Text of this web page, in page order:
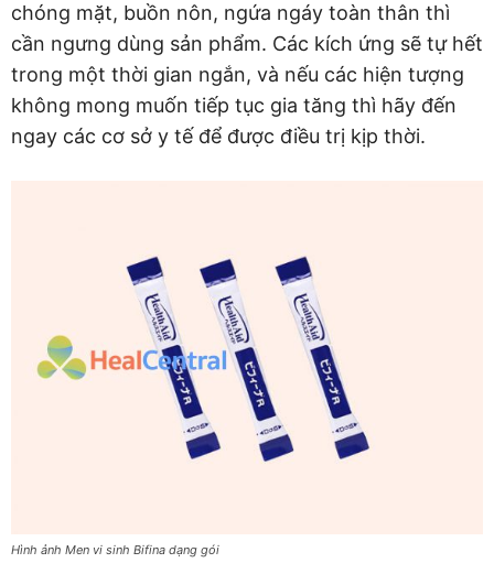
chóng mặt, buồn nôn, ngứa ngáy toàn thân thì
cần ngưng dùng sản phẩm. Các kích ứng sẽ tự hết
trong một thời gian ngắn, và nếu các hiện tượng
không mong muốn tiếp tục gia tăng thì hãy đến
ngay các cơ sở y tế để được điều trị kịp thời.
Hình ảnh Men vi sinh Bifina dạng gói